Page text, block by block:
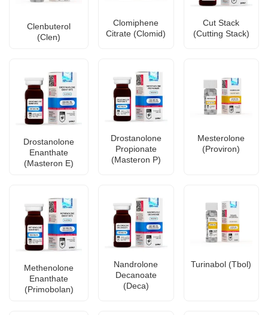
Clenbuterol
(Clen)
Clomiphene
Citrate (Clomid)
Cut Stack
(Cutting Stack)
Drostanolone
Enanthate
(Masteron E)
Drostanolone
Propionate
(Masteron P)
Mesterolone
(Proviron)
Methenolone
Enanthate
(Primobolan)
Nandrolone
Decanoate
(Deca)
Turinabol (Tbol)